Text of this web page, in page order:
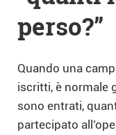
perso?”
Quando una
iscritti, è normale
sono entrati,
partecipato